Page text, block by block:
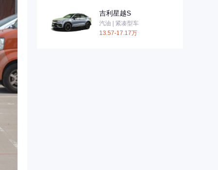
吉利星越S
汽油 | 紧凑型车
13.57-17.17万